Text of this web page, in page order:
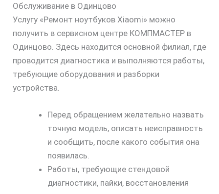
Обслуживание в Одинцово
Услугу «Ремонт ноутбуков Xiaomi» можно
получить в сервисном центре КОМПМАСТЕР в
Одинцово. Здесь находится основной филиал, где
проводится диагностика и выполняются работы,
требующие оборудования и разборки
устройства.
Перед обращением желательно назвать
точную модель, описать неисправность
и сообщить, после какого события она
появилась.
Работы, требующие стендовой
диагностики, пайки, восстановления